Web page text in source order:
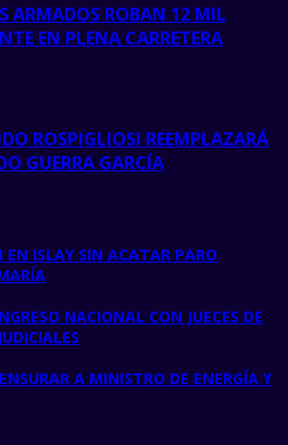
ARMADOS ROBAN 12 MIL
EN PLENA CARRETERA
ROSPIGLIOSI REEMPLAZARÁ
GUERRA GARCÍA
EN ISLAY SIN ACATAR PARO
NACIONAL CON JUECES DE
A MINISTRO DE ENERGÍA Y